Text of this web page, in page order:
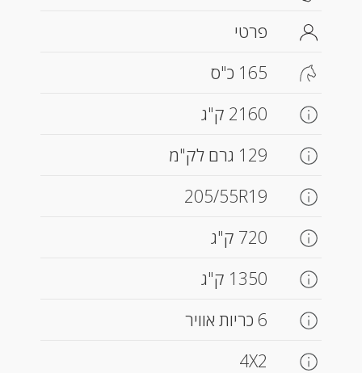
פרטי
165 כ"ס
2160 ק"ג
129 גרם לק"מ
205/55R19
720 ק"ג
1350 ק"ג
6 כריות אוויר
4X2